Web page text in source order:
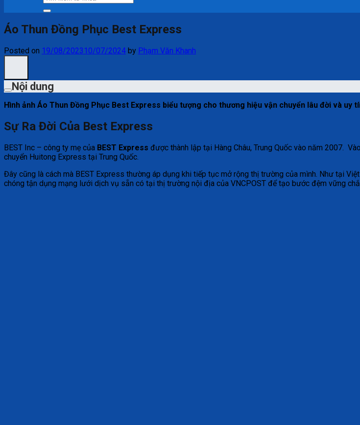
kiếm:
Áo Thun Đồng Phục Best Express
Posted on 19/08/2023 10/07/2024 by Phạm Văn Khanh
Nội dung
Hình ảnh Áo Thun Đồng Phục Best Express biểu tượng cho thương hiệu vận chuyển lâu đời và
Sự Ra Đời Của Best Express
BEST Inc – công ty mẹ của BEST Express được thành lập tại Hàng Châu, Trung Quốc vào năm 2007.
chuyển Huitong Express tại Trung Quốc.
Đây cũng là cách mà BEST Express thường áp dụng khi tiếp tục mở rộng thị trường của mình. Như tại
chóng tận dụng mạng lưới dịch vụ sẵn có tại thị trường nội địa của VNCPOST để tạo bước đệm vững